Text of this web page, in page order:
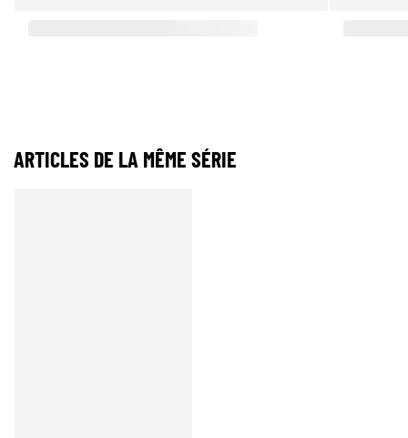
ARTICLES DE LA MÊME SÉRIE